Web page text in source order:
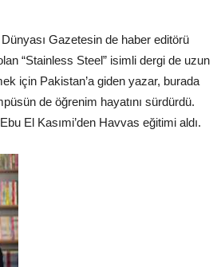
Gazetesin de haber editörü
“Stainless Steel” isimli dergi de uzun
için Pakistan’a giden yazar, burada
de öğrenim hayatını sürdürdü.
El Kasımi’den Havvas eğitimi aldı.